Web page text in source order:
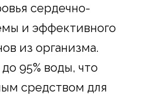
сердечно-
и эффективного
из организма.
95% воды, что
средством для